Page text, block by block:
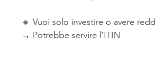
🔸 Vuoi solo investire o avere
→ Potrebbe servire l’ITIN